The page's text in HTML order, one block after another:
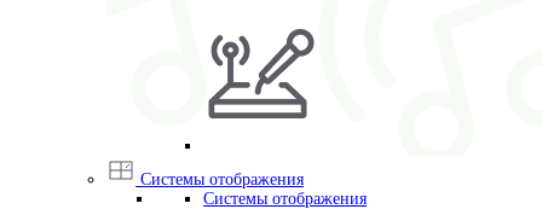
Системы отображения
Системы отображения